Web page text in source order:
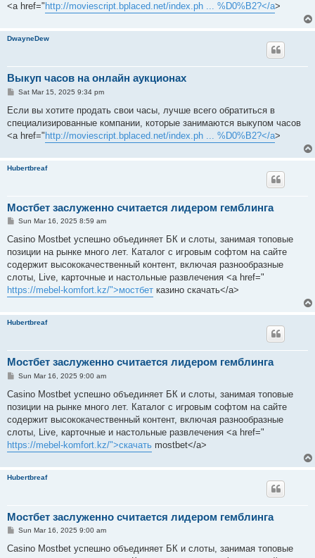
<a href=" http://moviescript.bplaced.net/index.ph ... %D0%B2?</a>
DwayneDew
Выкуп часов на онлайн аукционах
P
s
Sat Mar 15, 2025 9:34 pm
Если вы хотите продать свои часы, лучше всего обратиться в
специализированные компании, которые занимаются выкупом часов
<a href=" http://moviescript.bplaced.net/index.ph ... %D0%B2?</a>
Hubertbreaf
Mocтбет заслуженно считается лидером гемблинга
P
s
Sun Mar 16, 2025 8:59 am
Casino Mostbet успешно объединяет БК и слоты, занимая топовые
позиции на рынке много лет. Каталог с игровым софтом на сайте
содержит высококачественный контент, включая разнообразные
слоты, Live, карточные и настольные развлечения <a href="
https://mebel-komfort.kz/">мостбет казино скачать</a>
Hubertbreaf
Mocтбет заслуженно считается лидером гемблинга
P
s
Sun Mar 16, 2025 9:00 am
Casino Mostbet успешно объединяет БК и слоты, занимая топовые
позиции на рынке много лет. Каталог с игровым софтом на сайте
содержит высококачественный контент, включая разнообразные
слоты, Live, карточные и настольные развлечения <a href="
https://mebel-komfort.kz/">скачать mostbet</a>
Hubertbreaf
Mocтбет заслуженно считается лидером гемблинга
P
s
Sun Mar 16, 2025 9:00 am
Casino Mostbet успешно объединяет БК и слоты, занимая топовые